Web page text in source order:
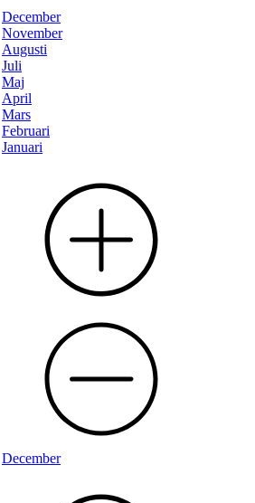
December
November
Augusti
Juli
Maj
April
Mars
Februari
Januari
December